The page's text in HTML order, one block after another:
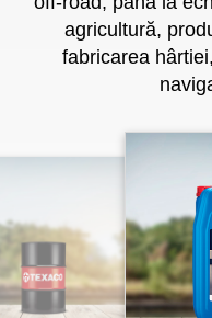
industriale, de la
off-road, până la
agricultură,